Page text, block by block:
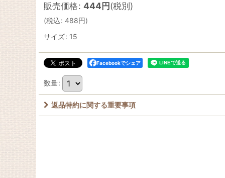
販売価格: 444円(税別)
(税込: 488円)
サイズ: 15
Facebookでシェア
数量:
返品特約に関する重要事項